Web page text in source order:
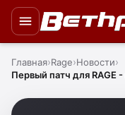
Главная Rage Новости
Первый патч для RAGE